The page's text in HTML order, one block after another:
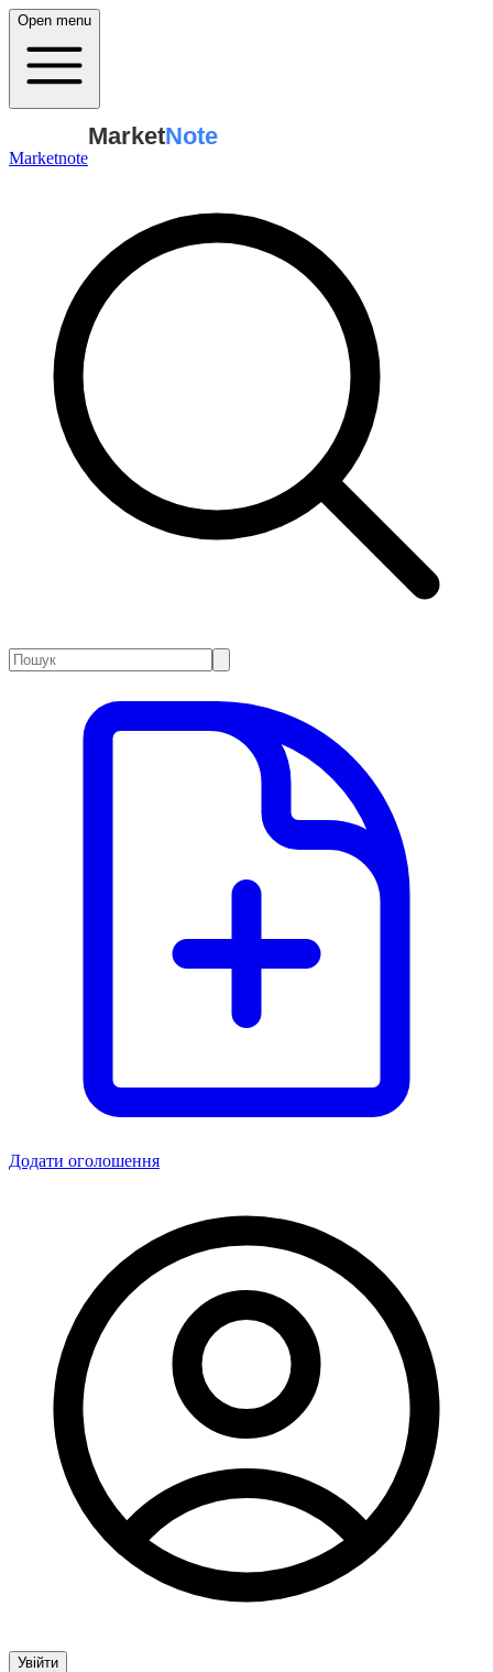
Open menu
Marketnote
MarketNote
Додати оголошення
Увійти